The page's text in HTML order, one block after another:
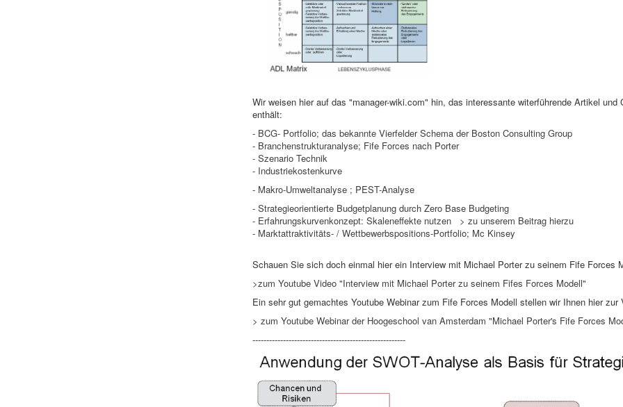
Wir weisen hier auf das "manager-wiki.com" hin, das interessante witerführende Artikel und
enthält:
- BCG- Portfolio; das bekannte Vierfelder Schema der Boston Consulting Group
- Branchenstrukturanalyse; Fife Forces nach Porter
- Szenario Technik
- Industriekostenkurve
- Makro-Umweltanalyse ; PEST-Analyse
- Strategieorientierte Budgetplanung durch Zero Base Budgeting
- Erfahrungskurvenkonzept: Skaleneffekte nutzen
> zu unserem Beitrag hierzu
-Marktattraktivitäts- / Wettbewerbspositions-Portfolio; Mc Kinsey
Schauen Sie sich doch einmal hier ein Interview mit Michael Porter zu seinem Fife Forces
>zum Youtube Video "Interview mit Michael Porter zu seinem Fifes Forces Modell"
Ein sehr gut gemachtes Youtube Webinar zum Fife Forces Modell stellen wir Ihnen hier zur
> zum Youtube Webinar der Hoogeschool van Amsterdam "Michael Porter's Fife Forces
-------------------------------------------------------